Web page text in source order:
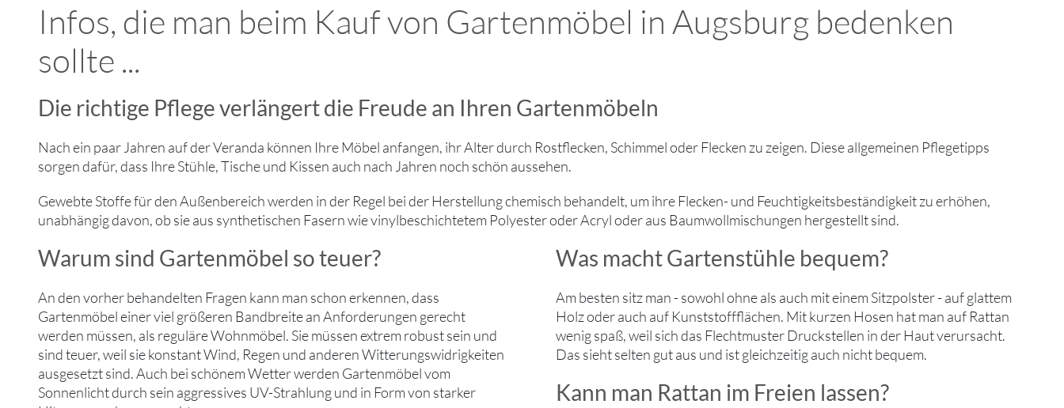
Infos, die man beim Kauf von Gartenmöbel in Augsburg bedenken
sollte ...
Die richtige Pflege verlängert die Freude an Ihren Gartenmöbeln
Nach ein paar Jahren auf der Veranda können Ihre Möbel anfangen, ihr Alter durch Rostflecken, Schimmel oder Flecken zu zeigen. Diese allgemeinen Pflegetipps
sorgen dafür, dass Ihre Stühle, Tische und Kissen auch nach Jahren noch schön aussehen.
Gewebte Stoffe für den Außenbereich werden in der Regel bei der Herstellung chemisch behandelt, um ihre Flecken- und Feuchtigkeitsbeständigkeit zu erhöhen,
unabhängig davon, ob sie aus synthetischen Fasern wie vinylbeschichtetem Polyester oder Acryl oder aus Baumwollmischungen hergestellt sind.
Warum sind Gartenmöbel so teuer?
An den vorher behandelten Fragen kann man schon erkennen, dass
Gartenmöbel einer viel größeren Bandbreite an Anforderungen gerecht
werden müssen, als reguläre Wohnmöbel. Sie müssen extrem robust sein und
sind teuer, weil sie konstant Wind, Regen und anderen Witterungswidrigkeiten
ausgesetzt sind. Auch bei schönem Wetter werden Gartenmöbel vom
Sonnenlicht durch sein aggressives UV-Strahlung und in Form von starker
Was macht Gartenstühle bequem?
Am besten sitz man - sowohl ohne als auch mit einem Sitzpolster - auf glattem
Holz oder auch auf Kunststoffflächen. Mit kurzen Hosen hat man auf Rattan
wenig spaß, weil sich das Flechtmuster Druckstellen in der Haut verursacht.
Das sieht selten gut aus und ist gleichzeitig auch nicht bequem.
Kann man Rattan im Freien lassen?